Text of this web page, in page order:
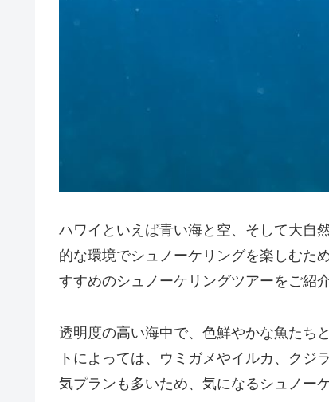
ハワイといえば青い海と空、そして大自
的な環境でシュノーケリングを楽しむた
すすめのシュノーケリングツアーをご紹
透明度の高い海中で、色鮮やかな魚たち
トによっては、ウミガメやイルカ、クジ
気プランも多いため、気になるシュノー